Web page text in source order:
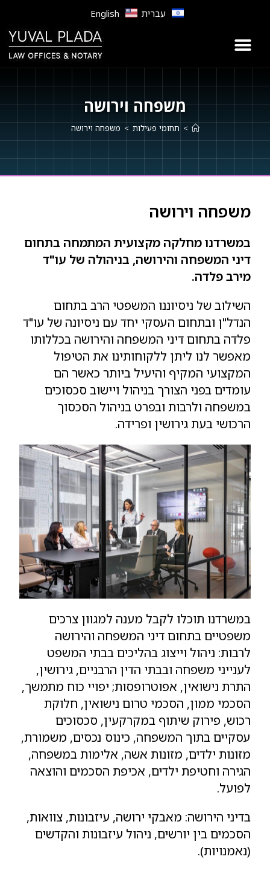
עברית English
משפחה וירושה
> תחומי פעילות > משפחה וירושה
משפחה וירושה
במשרדנו מחלקה מקצועית המתמחה בתחום
דיני המשפחה והירושה, בניהולה של עו"ד
מירב פלדה.
השילוב של ניסיוננו המשפטי הרב בתחום
הנדל"ן ובתחום העסקי יחד עם ניסיונה של עו"ד
פלדה בתחום דיני המשפחה והירושה בכללותו
מאפשר לנו ליתן ללקוחותינו את הטיפול
המקצועי המקיף והיעיל ביותר כאשר הם
עומדים בפני הצורך בניהול ויישוב סכסוכים
במשפחה ולרבות ובפרט בניהול הסכסוך
הרכושי בעת גירושין ופרידה.
במשרדנו תוכלו לקבל מענה למגוון צרכים
משפטיים בתחום דיני המשפחה והירושה
לרבות: ניהול וייצוג בהליכים בבתי המשפט
לענייני משפחה ובבתי הדין הרבניים, גירושין,
התרת נישואין, אפוטרופסות; יפויי כוח מתמשך,
הסכמי ממון, הסכמי טרום נישואין, חלוקת
רכוש, פירוק שיתוף במקרקעין, סכסוכים
עסקיים בתוך המשפחה, כינוס נכסים, משמורת,
מזונות ילדים, מזונות אשה, אלימות במשפחה,
הגירה וחטיפת ילדים, אכיפת הסכמים והוצאה
לפועל.
בדיני הירושה: מאבקי ירושה, עיזבונות, צוואות,
הסכמים בין יורשים, ניהול עיזבונות והקדשים
(נאמנויות).